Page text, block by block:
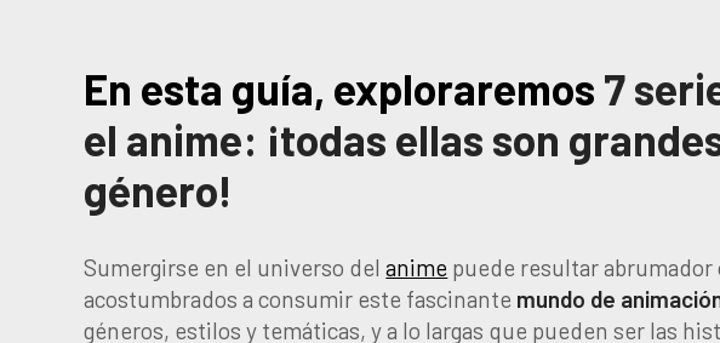
En esta guía, exploraremos 7
el anime: ¡todas ellas son
género!
Sumergirse en el universo delanime puede resultar abrumador
acostumbrados a consumir este fascinante mundo de
géneros, estilos y temáticas, y a lo largas que pueden ser las